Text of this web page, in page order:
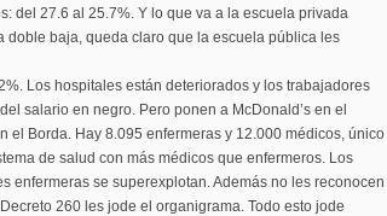
del 27.6 al 25.7%. Y lo que va a la escuela privada
doble baja, queda claro que la escuela pública les
Los hospitales están deteriorados y los trabajadores
salario en negro. Pero ponen a McDonald’s en el
el Borda. Hay 8.095 enfermeras y 12.000 médicos, único
de salud con más médicos que enfermeros. Los
enfermeras se superexplotan. Además no les reconocen
260 les jode el organigrama. Todo esto jode